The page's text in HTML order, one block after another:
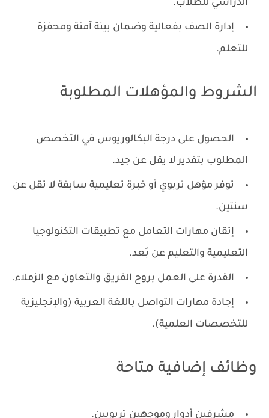
الدراسي للطلاب.
إدارة الصف بفعالية وضمان بيئة آمنة ومحفزة
للتعلم.
الشروط والمؤهلات المطلوبة
الحصول على درجة البكالوريوس في التخصص
المطلوب بتقدير لا يقل عن جيد.
توفر مؤهل تربوي أو خبرة تعليمية سابقة لا تقل عن
سنتين.
إتقان مهارات التعامل مع تطبيقات التكنولوجيا
التعليمية والتعليم عن بُعد.
القدرة على العمل بروح الفريق والتعاون مع الزملاء.
إجادة مهارات التواصل باللغة العربية (والإنجليزية
للتخصصات العلمية).
وظائف إضافية متاحة
مشرفين أدوار وموجهين تربويين.